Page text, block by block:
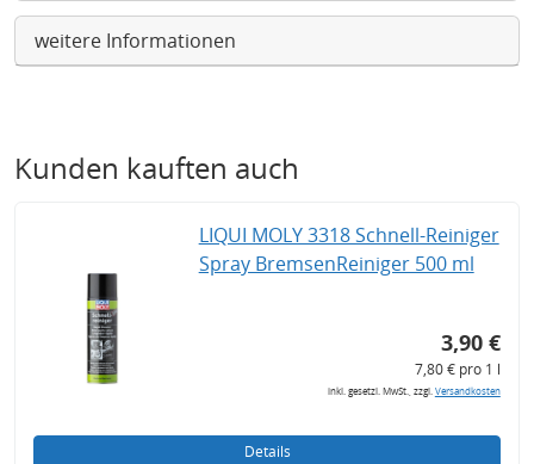
weitere Informationen
Kunden kauften auch
LIQUI MOLY 3318 Schnell-Reiniger
Spray BremsenReiniger 500 ml
3,90 €
7,80 € pro 1 l
inkl. gesetzl. MwSt., zzgl.Versandkosten
Details